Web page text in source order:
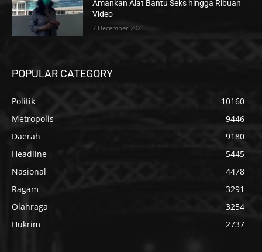
Amankan Alat Bantu Seks hingga Ribuan
Video
7 December 2021
POPULAR CATEGORY
Politik
10160
Metropolis
9446
Daerah
9180
Headline
5445
Nasional
4478
Ragam
3291
Olahraga
3254
Hukrim
2737